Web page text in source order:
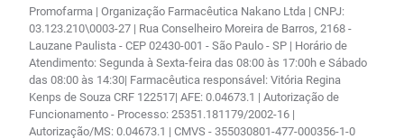
Promofarma | Organização Farmacêutica Nakano Ltda | CNPJ:
03.123.210\0003-27 | Rua Conselheiro Moreira de Barros, 2168 -
Lauzane Paulista - CEP 02430-001 - São Paulo - SP | Horário de
Atendimento: Segunda à Sexta-feira das 08:00 às 17:00h e Sábado
das 08:00 às 14:30| Farmacêutica responsável: Vitória Regina
Kenps de Souza CRF 122517| AFE: 0.04673.1 | Autorização de
Funcionamento - Processo: 25351.181179/2002-16 |
Autorização/MS: 0.04673.1 | CMVS - 355030801-477-000356-1-0